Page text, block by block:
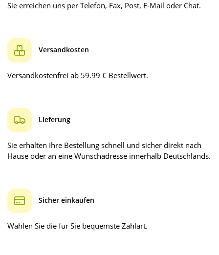
Sie erreichen uns per Telefon, Fax, Post, E-Mail oder Chat.
Versandkosten
Versandkostenfrei ab 59.99 € Bestellwert.
Lieferung
Sie erhalten Ihre Bestellung schnell und sicher direkt nach
Hause oder an eine Wunschadresse innerhalb Deutschlands.
Sicher einkaufen
Wählen Sie die für Sie bequemste Zahlart.